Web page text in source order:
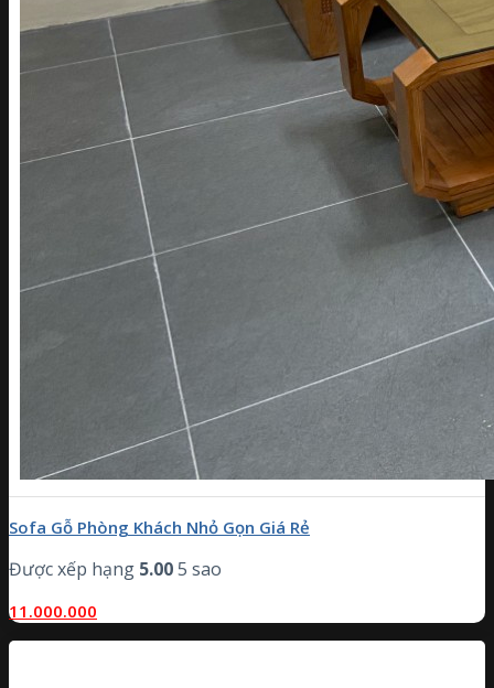
Sofa Gỗ Phòng Khách Nhỏ Gọn Giá Rẻ
Được xếp hạng 5.005 sao
11.000.000